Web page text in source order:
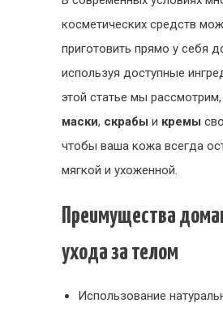
косметических средств
приготовить прямо у себя
используя доступные
этой статье мы
маски, скрабы и кремы
чтобы ваша кожа всегда
мягкой и ухоженной.
Преимущества
ухода за телом
Использование